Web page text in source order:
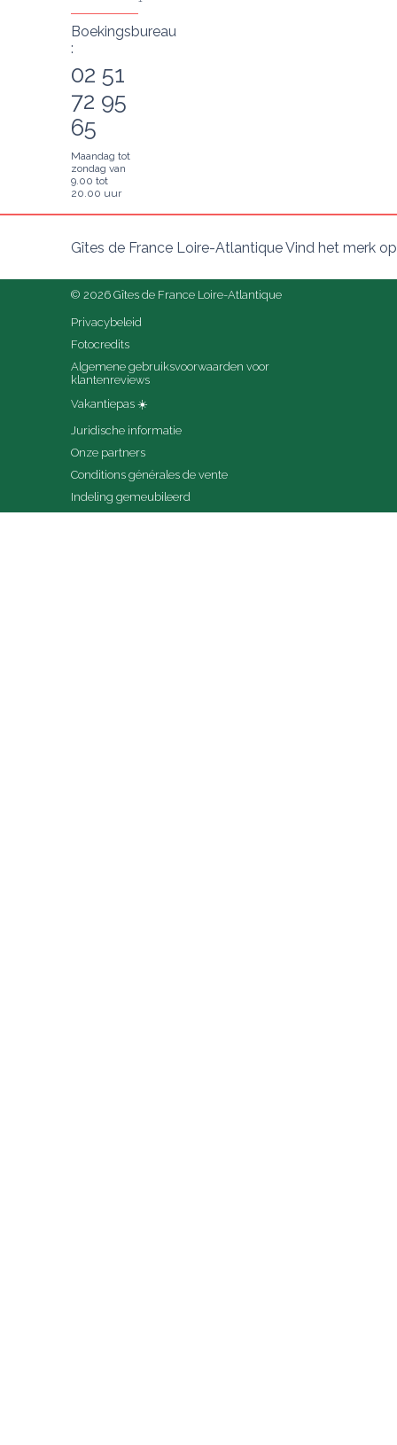
Boekingsbureau
:
02 51
72 95
65
Maandag tot
zondag van
9.00 tot
20.00 uur
Gîtes de France Loire-Atlantique Vind het merk
© 2026 Gîtes de France Loire-Atlantique
Privacybeleid
Fotocredits
Algemene gebruiksvoorwaarden voor
klantenreviews
Vakantiepas ☀️
Juridische informatie
Onze partners
Conditions générales de vente
Indeling gemeubileerd